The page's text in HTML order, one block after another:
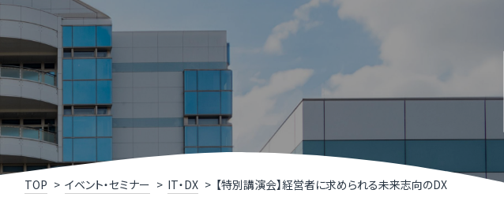
無料IT相談窓口
企業診断・コンサルティング
PR TIMESによるニュースリリース支援
過去の採択者一覧
ふくい創業活性化事業（成長支援）助成金
［福井県］ＵＩターン創業補助金
ものづくり企業の生産性向上支援
オンデマンド型リスキリング促進支援（Udemy
Business）
デザイン情報提供
技術情報誌「テクノふくい」
成長産業分野の開発・売込支援事業
DX専門家派遣事業
伴走型ＤＸ戦略策定支援事業［戦略策定］
ふくいソフトウェアコンペティション
TOP イベント・セミナー IT・DX 【特別講演会】経営者に求められる未来志向のDX